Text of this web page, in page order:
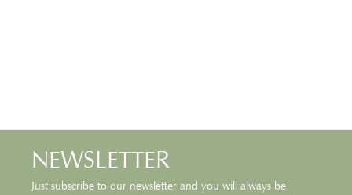
NEWSLETTER
Just subscribe to our newsletter and you will always be